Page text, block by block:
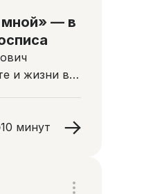
мной» — в
и жизни в
10 минут